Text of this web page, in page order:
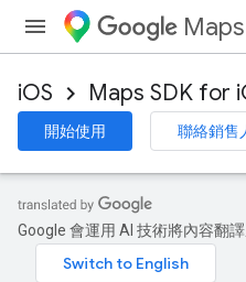
iOS Maps SDK for
開始使用 聯絡銷售
Google 會運用 AI 技術將內容翻